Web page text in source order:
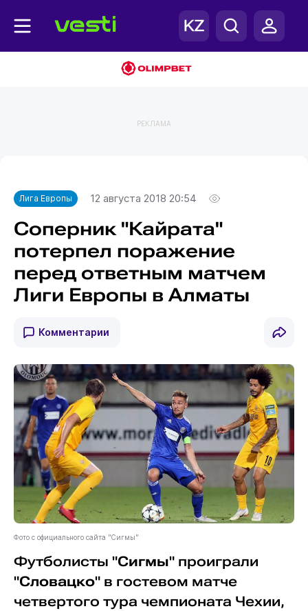
РЕКЛАМА
Лига Европы 12 августа 2018 20:54
Соперник "Кайрата"
потерпел поражение
перед ответным матчем
Лиги Европы в Алматы
Комментарии
Фото с официального сайта "Сигмы"
Футболисты "Сигмы" проиграли
"Словацко" в гостевом матче
четвертого тура чемпионата Чехии,